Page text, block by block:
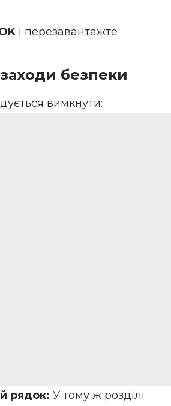
і перезавантажте
безпеки
вимкнути:
рядок: У тому ж розділі